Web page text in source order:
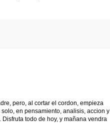
pero, al cortar el cordon, empieza
en pensamiento, analisis, accion y
todo de hoy, y mañana vendra